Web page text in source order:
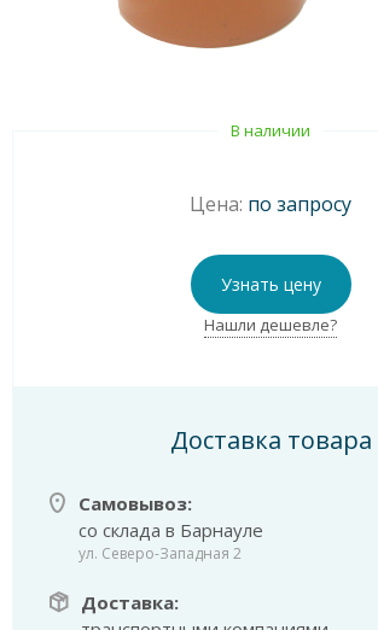
В наличии
Цена: по запросу
Узнать цену
Нашли дешевле?
Доставка товара
Самовывоз:
со склада в Барнауле
ул. Северо-Западная 2
Доставка: